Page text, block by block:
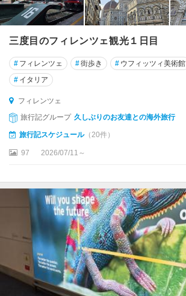
モ
ピ
サ
★
フ
レ
ン
★
ベ
三度目のフィレンツェ観光１日目
# フィレンツェ #街歩き # ウフィッツィ美術館
# イタリア
フィレンツェ
旅行記グループ 久しぶりのお友達との海外旅行
旅行記スケジュール（20件）
97 2026/07/11～